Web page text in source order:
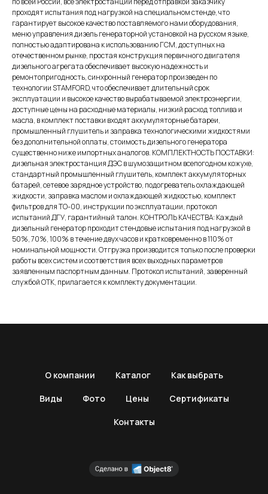
проходят испытания под нагрузкой на специальном стенде, что
гарантирует высокое качество поставляемого нами оборудования,
меню управления дизель генераторной установкой на русском языке,
полностью адаптирована к использованию ГСМ, доступных на
отечественном рынке, простая конструкция первичного двигателя
дизельного агрегата обеспечивает высокую надежность и
ремонтопригодность, синхронный генератор произведен по
технологии STAMFORD, что обеспечивает длительный срок
эксплуатации и высокое качество вырабатываемой электроэнергии,
доступные цены на расходные материалы, низкий расход топлива и
масла, в комплект поставки входят аккумуляторные батареи,
промышленный глушитель и заправка технологическими жидкостями
без дополнительной оплаты, стоимость дизельного генератора
существенно ниже импортных аналогов. КОМПЛЕКТНОСТЬ ПОСТАВКИ:
дизельная электростанция ДЭС в шумозащитном всепогодном кожухе,
стандартный промышленный глушитель, комплект аккумуляторных
батарей, сетевое зарядное устройство, подогреватель охлаждающей
жидкости, заправка маслом и охлаждающей жидкостью, комплект
фильтров для ТО-00, инструкции по эксплуатации, протокол
испытаний ДГУ, гарантийный талон. КОНТРОЛЬ КАЧЕСТВА: Каждый
дизельный генератор проходит стендовые испытания под нагрузкой в
50%, 70%, 100% в течение двух часов и кратковременно в 110% от
номинальной мощности. Отгрузка производится только после проверки
работы всех систем и соответствия всех выходных параметров
заявленным паспортным данным. Протокол испытаний, заверенный
службой ОТК, прилагается к комплекту документации.
О компании Каталог Как выбрать
Виды Фото Цены Сертификаты
Контакты